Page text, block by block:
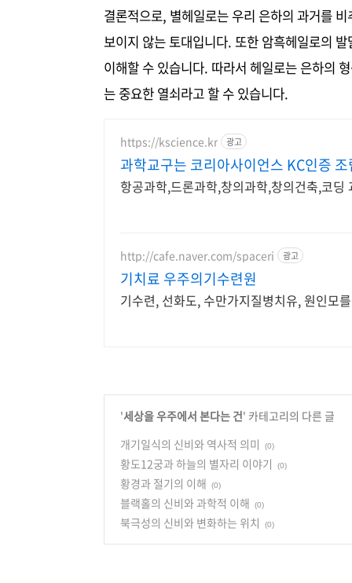
결론적으로, 별헤일로는 우리 은하의 과거를
보이지 않는 토대입니다. 또한 암흑헤일로의
이해할 수 있습니다. 따라서 헤일로는 은하의
는 중요한 열쇠라고 할 수 있습니다.
https://kscience.kr 광고
과학교구는 코리아사이언스 KC인증
항공과학,드론과학,창의과학,창의건축,코
http://cafe.naver.com/spaceri 광고
기치료 우주의기수련원
기수련, 선화도, 수만가지질병치유, 원인모
'세상을 우주에서 본다는 건' 카테고리의 다른 글
개기일식의 신비와 역사적 의미
(0)
황도12궁과 하늘의 별자리 이야기 (0)
황경과 절기의 이해 (0)
블랙홀의 신비와 과학적 이해 (0)
북극성의 신비와 변화하는 위치 (0)